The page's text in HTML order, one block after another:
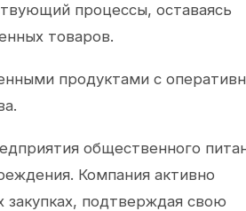
процессы, оставаясь
товаров.
продуктами с
общественного
Компания активно
закупках, подтверждая свою